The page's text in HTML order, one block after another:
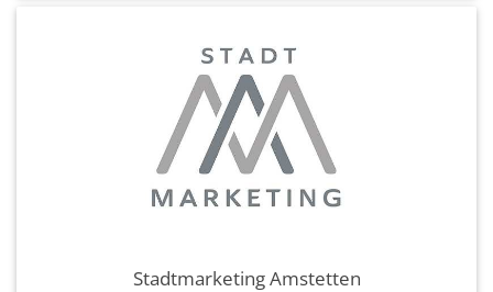
Stadtmarketing Amstetten